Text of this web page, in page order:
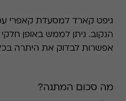
גיפט קארד
הנקוב. ניתן לממש באופן
מה סכום המתנה?